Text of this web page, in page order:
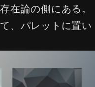
在論の側にある。
、パレットに置い